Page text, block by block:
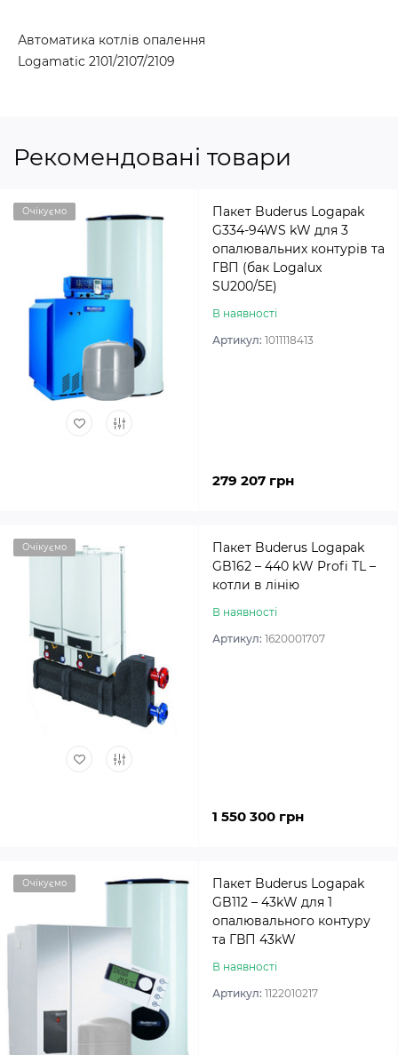
Автоматика котлів опалення
Logamatic 2101/2107/2109
Рекомендовані товари
Очікуємо
Пакет Buderus Logapak
G334-94WS kW для 3
опалювальних контурів та
ГВП (бак Logalux
SU200/5E)
В наявності
Артикул: 1011118413
279 207 грн
Очікуємо
Пакет Buderus Logapak
GB162 – 440 kW Profi TL –
котли в лінію
В наявності
Артикул: 1620001707
1 550 300 грн
Очікуємо
Пакет Buderus Logapak
GB112 – 43kW для 1
опалювального контуру
та ГВП 43kW
В наявності
Артикул: 1122010217